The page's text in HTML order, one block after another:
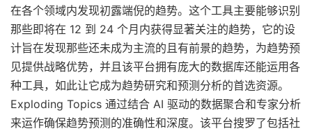
在各个领域内发现初露端倪的趋势。这个工具主要能够识别
那些即将在 12 到 24 个月内获得显著关注的趋势，它的设
计旨在发现那些还未成为主流的且有前景的趋势，为趋势预
见提供战略优势，并且该平台拥有庞大的数据库还能运用各
种工具，如此让它成为趋势研究和预测分析的首选资源。
Exploding Topics 通过结合 AI 驱动的数据聚合和专家分析
来运作确保趋势预测的准确性和深度。该平台搜罗了包括社